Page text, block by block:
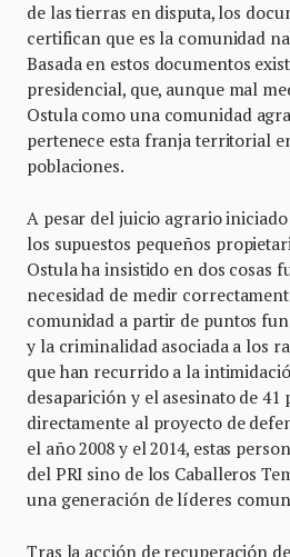
de las tierras en disputa, los
certifican que es la comunidad
Basada en estos documentos
presidencial, que, aunque mal
Ostula como una comunidad
pertenece esta franja territorial
poblaciones.
A pesar del juicio agrario
los supuestos pequeños
Ostula ha insistido en dos cosas
necesidad de medir
comunidad a partir de puntos
y la criminalidad asociada a los
que han recurrido a la
desaparición y el asesinato de 41
directamente al proyecto de
el año 2008 y el 2014, estas
del PRI sino de los Caballeros
una generación de líderes
Tras la acción de recuperación